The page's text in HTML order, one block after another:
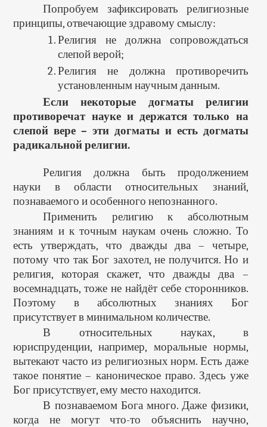
Попробуем зафиксировать религиозные
принципы, отвечающие здравому смыслу:
Религия не должна сопровождаться
слепой верой;
Религия не должна противоречить
установленным научным данным.
Если некоторые догматы религии
противоречат науке и держатся только на
слепой вере – эти догматы и есть догматы
радикальной религии.
Религия должна быть продолжением
науки в области относительных знаний,
познаваемого и особенного непознанного.
Применить религию к абсолютным
знаниям и к точным наукам очень сложно. То
есть утверждать, что дважды два – четыре,
потому что так Бог захотел, не получится. Но и
религия, которая скажет, что дважды два –
восемнадцать, тоже не найдёт себе сторонников.
Поэтому в абсолютных знаниях Бог
присутствует в минимальном количестве.
В относительных науках, в
юриспруденции, например, моральные нормы,
вытекают часто из религиозных норм. Есть даже
такое понятие – каноническое право. Здесь уже
Бог присутствует, ему место находится.
В познаваемом Бога много. Даже физики,
когда не могут что-то объяснить научно,